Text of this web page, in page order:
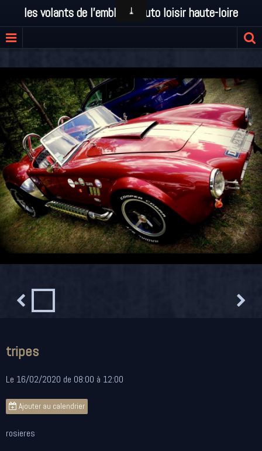
les volants de l'emblavez auto loisir haute-loire
tripes
Le 16/02/2020 de 08:00 à 12:00
Ajouter au calendrier
rosieres